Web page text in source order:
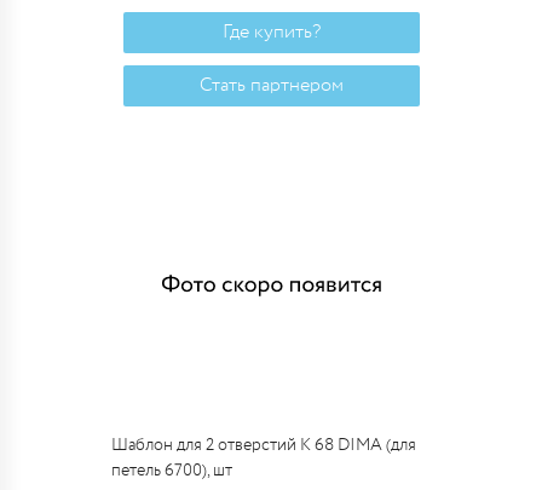
Где купить?
Стать партнером
Шаблон для 2 отверстий K 68 DIMA (для
петель 6700), шт